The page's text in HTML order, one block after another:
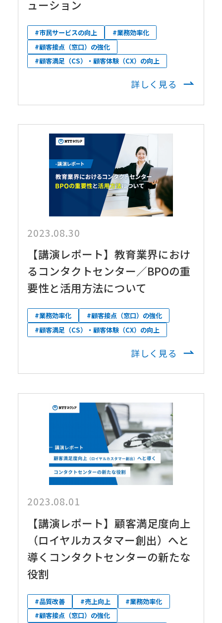
ューション
#市民サービスの向上
#業務効率化
#顧客接点（窓口）の強化
#顧客満足（CS）・顧客体験（CX）の向上
詳しく見る
2023.08.30
【講演レポート】教育業界におけ
るコンタクトセンター／BPOの重
要性と活用方法について
#業務効率化
#顧客接点（窓口）の強化
#顧客満足（CS）・顧客体験（CX）の向上
詳しく見る
2023.08.01
【講演レポート】顧客満足度向上
（ロイヤルカスタマー創出）へと
導くコンタクトセンターの新たな
役割
#品質改善 #売上向上
#業務効率化
#顧客接点（窓口）の強化